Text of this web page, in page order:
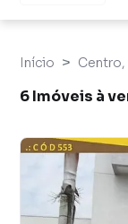
Início Centro,
6 Imóveis à